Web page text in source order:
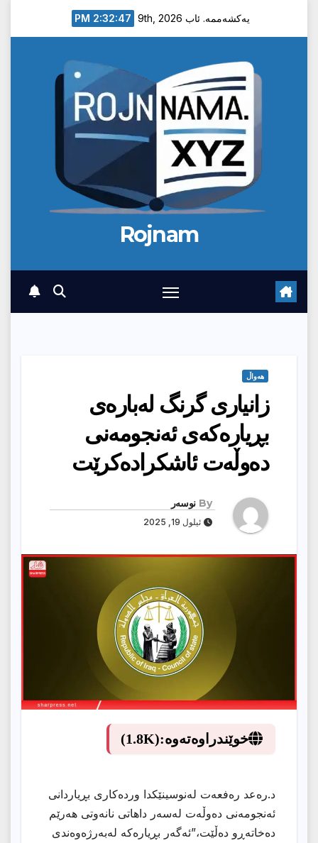
یەکشەممە. ئاب 9th, 2026 2:32:47 PM
Rojnam
هەواڵ
زانیاری گرنگ لەبارەی
بڕیارەكەی ئەنجومەنی
دەوڵەت ئاشكرادەكرێت
By نوسەر
ئیلول 19, 2025
خوێندراوەتەوە:(1.8K)
د.رەعد رەفعەت لەنوسینێكدا وردەكاری بڕیاردانی
ئەنجومەنی دەوڵەت لەسەر داهاتی نانەوتی هەرێم
دەخاتەڕو دەڵێت،”ئەگەر بڕیارەکە لەبەرژەوەندی